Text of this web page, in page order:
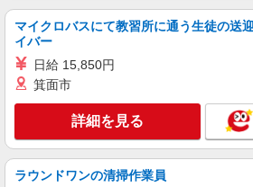
（月平均残業時間20時
アスケア訪問入浴
目字高田字5 佐藤貸事務
キープ
アスケア訪問入浴 福島
看護師（訪問入浴）
時給1235円〜1335
マイクロバスにて教習所に通う生徒の送
イバー
日給 15,850円
箕面市
詳細を見る
ラウンドワンの清掃作業員